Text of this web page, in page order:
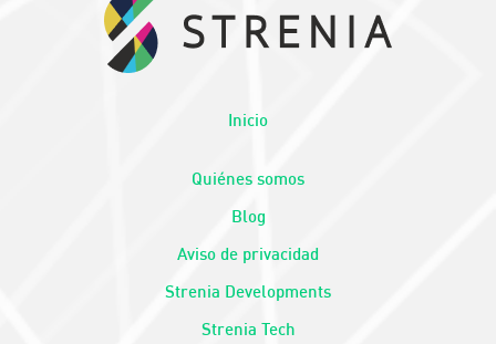
Inicio
Quiénes somos
Blog
Aviso de privacidad
Strenia Developments
Strenia Tech